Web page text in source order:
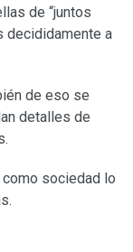
de “juntos
decididamente a
de eso se
detalles de
sociedad lo